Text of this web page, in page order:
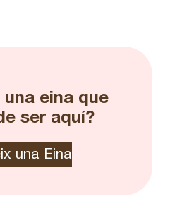
una eina que
ser aquí?
una Eina